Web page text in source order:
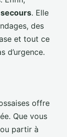
. Elle
des
et tout ce
d’urgence.
offre
Que vous
partir à